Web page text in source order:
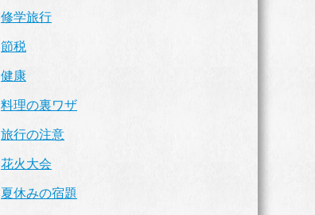
修学旅行
節税
健康
料理の裏ワザ
旅行の注意
花火大会
夏休みの宿題